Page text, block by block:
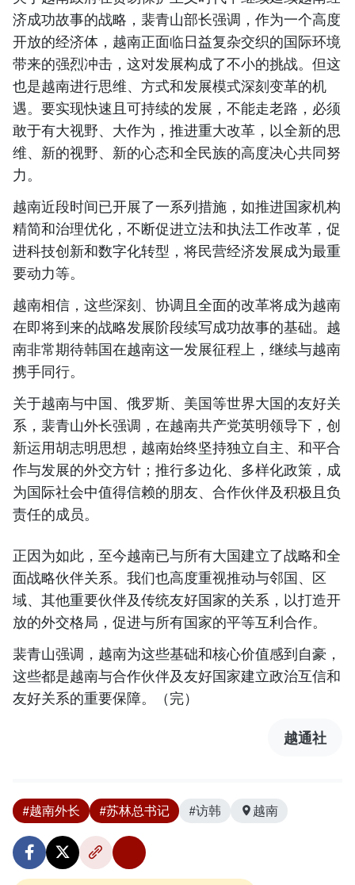
济成功故事的战略，裴青山部长强调，作为一个高度
开放的经济体，越南正面临日益复杂交织的国际环境
带来的强烈冲击，这对发展构成了不小的挑战。但这
也是越南进行思维、方式和发展模式深刻变革的机
遇。要实现快速且可持续的发展，不能走老路，必须
敢于有大视野、大作为，推进重大改革，以全新的思
维、新的视野、新的心态和全民族的高度决心共同努
力。
越南近段时间已开展了一系列措施，如推进国家机构
精简和治理优化，不断促进立法和执法工作改革，促
进科技创新和数字化转型，将民营经济发展成为最重
要动力等。
越南相信，这些深刻、协调且全面的改革将成为越南
在即将到来的战略发展阶段续写成功故事的基础。越
南非常期待韩国在越南这一发展征程上，继续与越南
携手同行。
关于越南与中国、俄罗斯、美国等世界大国的友好关
系，裴青山外长强调，在越南共产党英明领导下，创
新运用胡志明思想，越南始终坚持独立自主、和平合
作与发展的外交方针；推行多边化、多样化政策，成
为国际社会中值得信赖的朋友、合作伙伴及积极且负
责任的成员。
正因为如此，至今越南已与所有大国建立了战略和全
面战略伙伴关系。我们也高度重视推动与邻国、区
域、其他重要伙伴及传统友好国家的关系，以打造开
放的外交格局，促进与所有国家的平等互利合作。
裴青山强调，越南为这些基础和核心价值感到自豪，
这些都是越南与合作伙伴及友好国家建立政治互信和
友好关系的重要保障。（完）
越通社
#越南外长 #苏林总书记 #访韩 越南